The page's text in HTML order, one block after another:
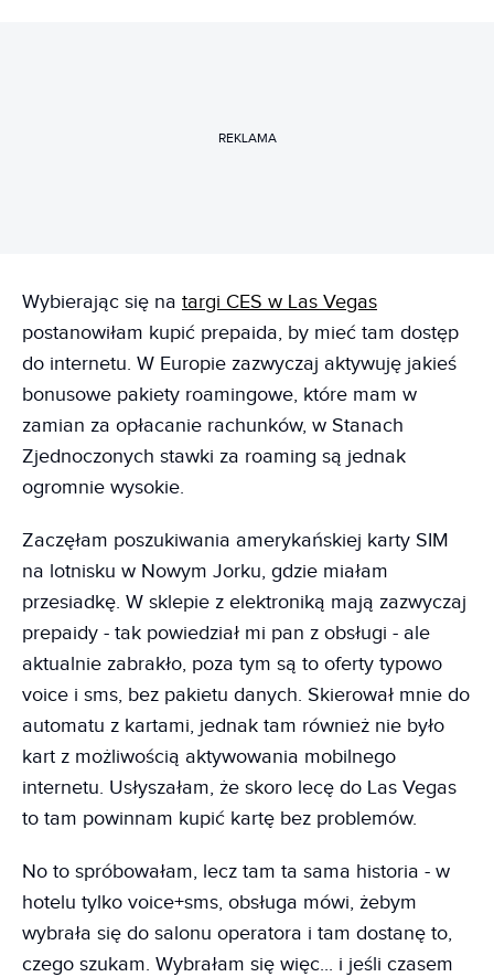
REKLAMA
Wybierając się na targi CES w Las Vegas
postanowiłam kupić prepaida, by mieć tam dostęp
do internetu. W Europie zazwyczaj aktywuję jakieś
bonusowe pakiety roamingowe, które mam w
zamian za opłacanie rachunków, w Stanach
Zjednoczonych stawki za roaming są jednak
ogromnie wysokie.
Zaczęłam poszukiwania amerykańskiej karty SIM
na lotnisku w Nowym Jorku, gdzie miałam
przesiadkę. W sklepie z elektroniką mają zazwyczaj
prepaidy - tak powiedział mi pan z obsługi - ale
aktualnie zabrakło, poza tym są to oferty typowo
voice i sms, bez pakietu danych. Skierował mnie do
automatu z kartami, jednak tam również nie było
kart z możliwością aktywowania mobilnego
internetu. Usłyszałam, że skoro lecę do Las Vegas
to tam powinnam kupić kartę bez problemów.
No to spróbowałam, lecz tam ta sama historia - w
hotelu tylko voice+sms, obsługa mówi, żebym
wybrała się do salonu operatora i tam dostanę to,
czego szukam. Wybrałam się więc... i jeśli czasem